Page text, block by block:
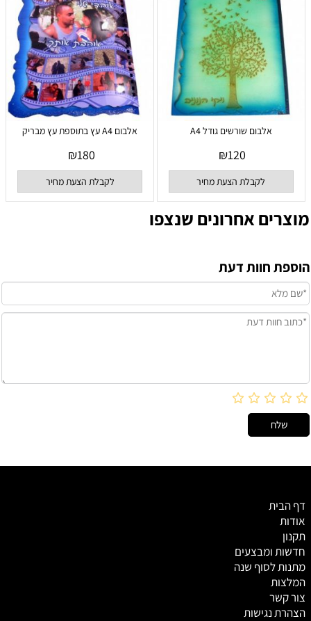
אלבום שורשים גודל A4
₪120
לקבלת הצעת מחיר
אלבום A4 עץ בתוספת עץ מבריק
₪180
לקבלת הצעת מחיר
מוצרים אחרונים שנצפו
הוספת חוות דעת
דף הבית
אודות
תקנון
חדשות ומבצעים
מתנות לסוף שנה
המלצות
צור קשר
הצהרת נגישות